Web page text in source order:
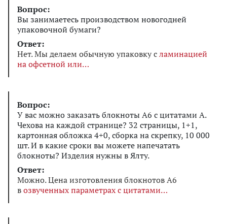
Вопрос:
Вы занимаетесь производством новогодней
упаковочной бумаги?
Ответ:
Нет. Мы делаем обычную упаковку сламинацией
на офсетной или
Вопрос:
У вас можно заказать блокноты А6 с цитатами А.
Чехова на каждой странице? 32 страницы, 1+1,
картонная обложка 4+0, сборка на скрепку, 10 000
шт. И в какие сроки вы можете напечатать
блокноты? Изделия нужны в Ялту.
Ответ:
Можно. Цена изготовления блокнотов А6
возвученных параметрах с цитатами